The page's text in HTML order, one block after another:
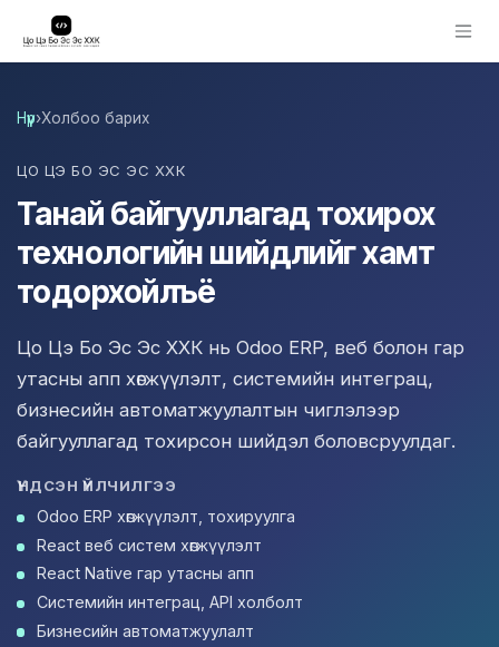
Skip to Content
Нүүр›Холбоо барих
ЦО ЦЭ БО ЭС ЭС ХХК
Танай байгууллагад тохирох
технологийн шийдлийг хамт
тодорхойлъё
Цо Цэ Бо Эс Эс ХХК нь Odoo ERP, веб болон гар
утасны апп хөгжүүлэлт, системийн интеграц,
бизнесийн автоматжуулалтын чиглэлээр
байгууллагад тохирсон шийдэл боловсруулдаг.
ҮНДСЭН ҮЙЛЧИЛГЭЭ
Odoo ERP хөгжүүлэлт, тохируулга
React веб систем хөгжүүлэлт
React Native гар утасны апп
Системийн интеграц, API холболт
Бизнесийн автоматжуулалт